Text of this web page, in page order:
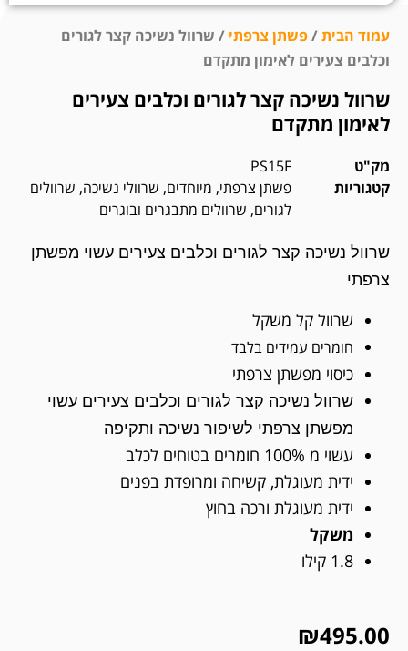
עמוד הבית/פשתן צרפתי / שרוול נשיכה קצר לגורים
וכלבים צעירים לאימון מתקדם
שרוול נשיכה קצר לגורים וכלבים צעירים
לאימון מתקדם
מק"ט
PS15F
קטגוריות
פשתן צרפתי, מיוחדים, שרוולי נשיכה, שרוולים
לגורים, שרוולים מתבגרים ובוגרים
שרוול נשיכה קצר לגורים וכלבים צעירים עשוי מפשתן
צרפתי
שרוול קל משקל
חומרים עמידים בלבד
כיסוי מפשתן צרפתי
שרוול נשיכה קצר לגורים וכלבים צעירים עשוי
מפשתן צרפתי לשיפור נשיכה ותקיפה
עשוי מ 100% חומרים בטוחים לכלב
ידית מעוגלת, קשיחה ומרופדת בפנים
ידית מעוגלת ורכה בחוץ
משקל
1.8 קילו
₪495.00